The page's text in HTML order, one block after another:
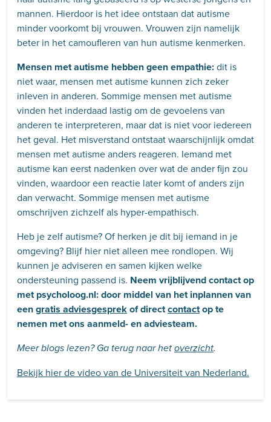
mannen. Hierdoor is het idee ontstaan dat autisme
minder voorkomt bij vrouwen. Vrouwen zijn namelijk
beter in het camoufleren van hun autisme kenmerken.
Mensen met autisme hebben geen empathie:dit is
niet waar, mensen met autisme kunnen zich zeker
inleven in anderen. Sommige mensen met autisme
vinden het inderdaad lastig om de gevoelens van
anderen te interpreteren, maar dat is niet voor iedereen
het geval. Het misverstand ontstaat waarschijnlijk omdat
mensen met autisme anders reageren. Iemand met
autisme kan eerst nadenken over wat de ander fijn zou
vinden, waardoor een reactie later komt of anders zijn
dan verwacht. Sommige mensen met autisme
omschrijven zichzelf als hyper-empathisch.
Heb je zelf autisme? Of herken je dit bij iemand in je
omgeving? Blijf hier niet alleen mee rondlopen. Wij
kunnen je adviseren en samen kijken welke
ondersteuning passend is. Neem vrijblijvend contact op
met psycholoog.nl: door middel van het inplannen van
eengratis adviesgesprekof directcontactop te
nemen met ons aanmeld- en adviesteam.
Meer blogs lezen? Ga terug naar het overzicht.
Bekijk hier de video van de Universiteit van Nederland.